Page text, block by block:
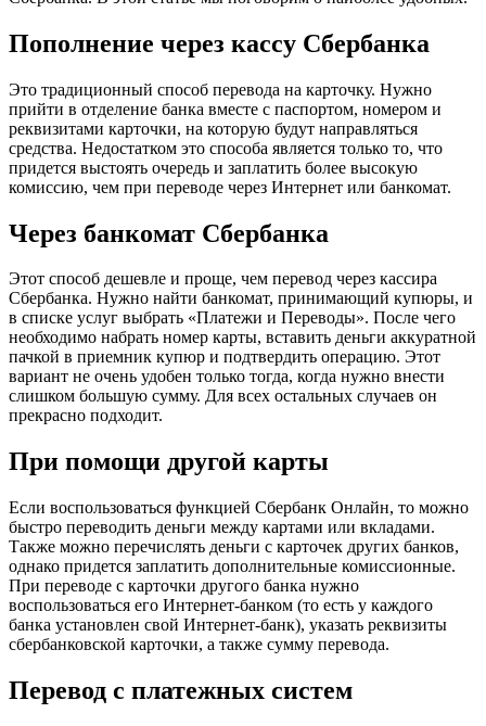
Пополнение через кассу Сбербанка
Это традиционный способ перевода на карточку. Нужно
прийти в отделение банка вместе с паспортом, номером и
реквизитами карточки, на которую будут направляться
средства. Недостатком это способа является только то, что
придется выстоять очередь и заплатить более высокую
комиссию, чем при переводе через Интернет или банкомат.
Через банкомат Сбербанка
Этот способ дешевле и проще, чем перевод через кассира
Сбербанка. Нужно найти банкомат, принимающий купюры, и
в списке услуг выбрать «Платежи и Переводы». После чего
необходимо набрать номер карты, вставить деньги аккуратной
пачкой в приемник купюр и подтвердить операцию. Этот
вариант не очень удобен только тогда, когда нужно внести
слишком большую сумму. Для всех остальных случаев он
прекрасно подходит.
При помощи другой карты
Если воспользоваться функцией Сбербанк Онлайн, то можно
быстро переводить деньги между картами или вкладами.
Также можно перечислять деньги с карточек других банков,
однако придется заплатить дополнительные комиссионные.
При переводе с карточки другого банка нужно
воспользоваться его Интернет-банком (то есть у каждого
банка установлен свой Интернет-банк), указать реквизиты
сбербанковской карточки, а также сумму перевода.
Перевод с платежных систем